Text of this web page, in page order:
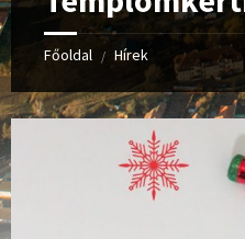
Főoldal / Hírek